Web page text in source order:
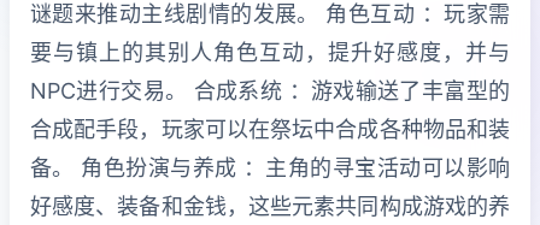
谜题来推动主线剧情的发展。 角色互动 ：玩家需
要与镇上的其别人角色互动，提升好感度，并与
NPC进行交易。 合成系统 ：游戏输送了丰富型的
合成配手段，玩家可以在祭坛中合成各种物品和装
备。 角色扮演与养成 ：主角的寻宝活动可以影响
好感度、装备和金钱，这些元素共同构成游戏的养